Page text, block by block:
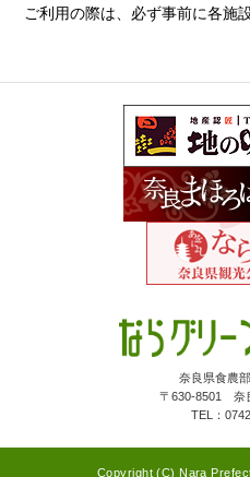
ご利用の際は、必ず事前に各施
奈良県食農
〒630-8501 奈
TEL：
Copyright (C) Nara